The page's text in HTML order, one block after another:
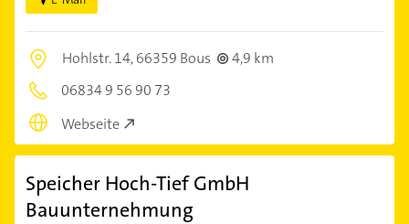
Hohlstr. 14,66359 Bous
4,9 km
06834 9 56 90 73
Webseite
Speicher Hoch-Tief GmbH
Bauunternehmung